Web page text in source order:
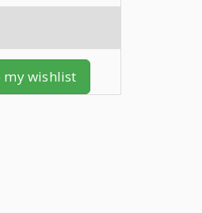
my wishlist